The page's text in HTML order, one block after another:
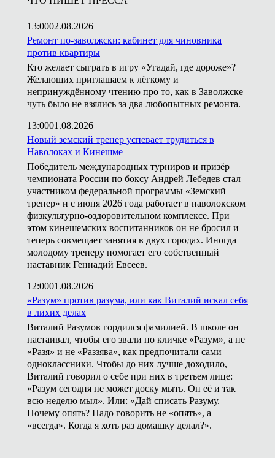
13:0002.08.2026
Ремонт по-заволжски: кабинет для чиновника
против квартиры
Кто желает сыграть в игру «Угадай, где дороже»?
Желающих приглашаем к лёгкому и
непринуждённому чтению про то, как в Заволжске
чуть было не взялись за два любопытных ремонта.
13:0001.08.2026
Новый земский тренер успевает трудиться в
Наволоках и Кинешме
Победитель международных турниров и призёр
чемпионата России по боксу Андрей Лебедев стал
участником федеральной программы «Земский
тренер» и с июня 2026 года работает в наволокском
физкультурно-оздоровительном комплексе. При
этом кинешемских воспитанников он не бросил и
теперь совмещает занятия в двух городах. Иногда
молодому тренеру помогает его собственный
наставник Геннадий Евсеев.
12:0001.08.2026
«Разум» против разума, или как Виталий искал себя
в лихих делах
Виталий Разумов гордился фамилией. В школе он
настаивал, чтобы его звали по кличке «Разум», а не
«Разя» и не «Раззява», как предпочитали сами
одноклассники. Чтобы до них лучше доходило,
Виталий говорил о себе при них в третьем лице:
«Разум сегодня не может доску мыть. Он её и так
всю неделю мыл». Или: «Дай списать Разуму.
Почему опять? Надо говорить не «опять», а
«всегда». Когда я хоть раз домашку делал?».